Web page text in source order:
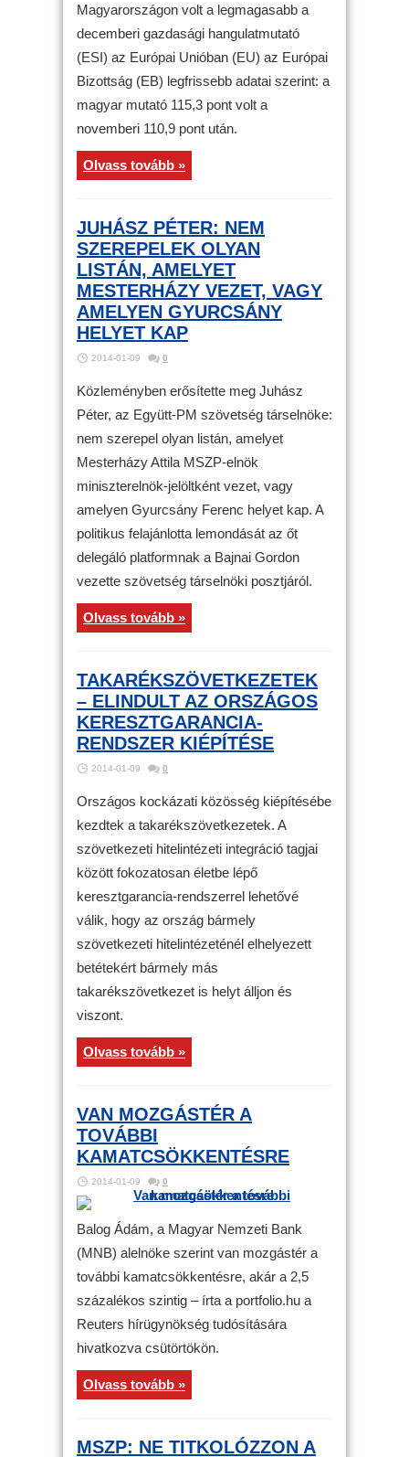
Magyarországon volt a legmagasabb a
decemberi gazdasági hangulatmutató
(ESI) az Európai Unióban (EU) az Európai
Bizottság (EB) legfrissebb adatai szerint: a
magyar mutató 115,3 pont volt a
novemberi 110,9 pont után.
Olvass tovább »
JUHÁSZ PÉTER: NEM
SZEREPELEK OLYAN
LISTÁN, AMELYET
MESTERHÁZY VEZET, VAGY
AMELYEN GYURCSÁNY
HELYET KAP
2014-01-09 0
Közleményben erősítette meg Juhász
Péter, az Együtt-PM szövetség társelnöke:
nem szerepel olyan listán, amelyet
Mesterházy Attila MSZP-elnök
miniszterelnök-jelöltként vezet, vagy
amelyen Gyurcsány Ferenc helyet kap. A
politikus felajánlotta lemondását az őt
delegáló platformnak a Bajnai Gordon
vezette szövetség társelnöki posztjáról.
Olvass tovább »
TAKARÉKSZÖVETKEZETEK
– ELINDULT AZ ORSZÁGOS
KERESZTGARANCIA-
RENDSZER KIÉPÍTÉSE
2014-01-09 0
Országos kockázati közösség kiépítésébe
kezdtek a takarékszövetkezetek. A
szövetkezeti hitelintézeti integráció tagjai
között fokozatosan életbe lépő
keresztgarancia-rendszerrel lehetővé
válik, hogy az ország bármely
szövetkezeti hitelintézeténél elhelyezett
betétekért bármely más
takarékszövetkezet is helyt álljon és
viszont.
Olvass tovább »
VAN MOZGÁSTÉR A
TOVÁBBI
KAMATCSÖKKENTÉSRE
2014-01-09 0
Balog Ádám, a Magyar Nemzeti Bank
(MNB) alelnöke szerint van mozgástér a
további kamatcsökkentésre, akár a 2,5
százalékos szintig – írta a portfolio.hu a
Reuters hírügynökség tudósítására
hivatkozva csütörtökön.
Olvass tovább »
MSZP: NE TITKOLÓZZON A